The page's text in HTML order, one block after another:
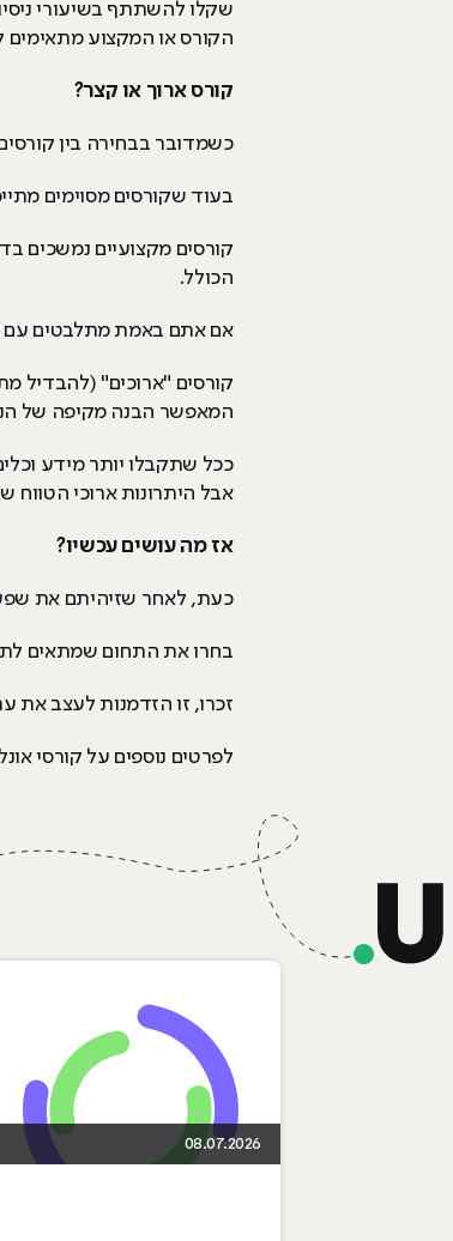
שקלו להשתתף בשיעורי
הקורס או המקצוע מתאימים
קורס ארוך או קצר?
כשמדובר בבחירה בין
בעוד שקורסים מסוימים
קורסים מקצועיים נמשכים
הכולל.
אם אתם באמת מתלבטים עם
קורסים "ארוכים" (להבדיל
המאפשר הבנה מקיפה של
ככל שתקבלו יותר מידע
אבל היתרונות ארוכי הטווח
אז מה עושים עכשיו?
כעת, לאחר שזיהיתם את שפע
בחרו את התחום שמתאים
זכרו, זו הזדמנות לעצב את
לפרטים נוספים על קורסי
08.07.2026